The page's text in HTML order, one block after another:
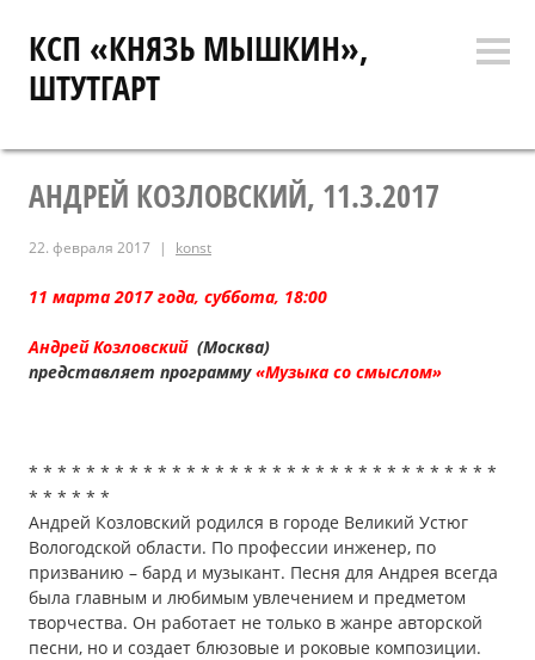
содержимому
КСП «КНЯЗЬ МЫШКИН»,
ШТУТГАРТ
АНДРЕЙ КОЗЛОВСКИЙ, 11.3.2017
22. февраля 2017 konst
11 марта 2017 года, суббота, 18:00
Андрей Козловский (Москва)
представляет программу«Музыка со смыслом»
* * * * * * * * * * * * * * * * * * * * * * * * * * * * * * * * *
* * * * * *
Андрей Козловский родился в городе Великий Устюг
Вологодской области. По профессии инженер, по
призванию – бард и музыкант. Песня для Андрея всегда
была главным и любимым увлечением и предметом
творчества. Он работает не только в жанре авторской
песни, но и создает блюзовые и роковые композиции.